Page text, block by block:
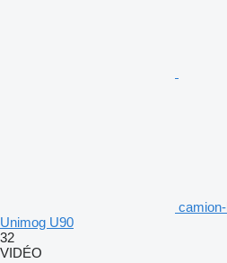
Unimog U90
32
VIDÉO